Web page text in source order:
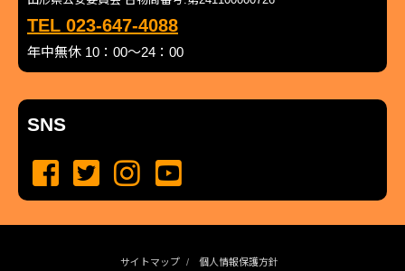
TEL 023-647-4088
年中無休 10：00～24：00
SNS
サイトマップ 個人情報保護方針